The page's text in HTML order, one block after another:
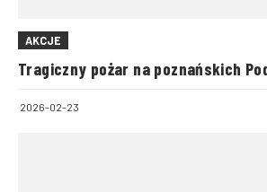
AKCJE
Tragiczny pożar na poznańskich
2026-02-23